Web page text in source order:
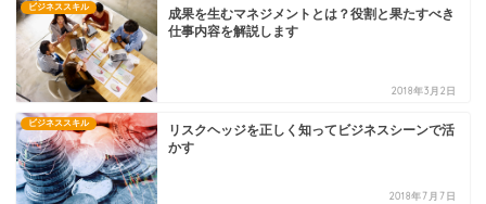
ビジネススキル
成果を生むマネジメントとは？役割と果たすべき
仕事内容を解説します
2018年3月2日
ビジネススキル
リスクヘッジを正しく知ってビジネスシーンで活
かす
2018年7月7日